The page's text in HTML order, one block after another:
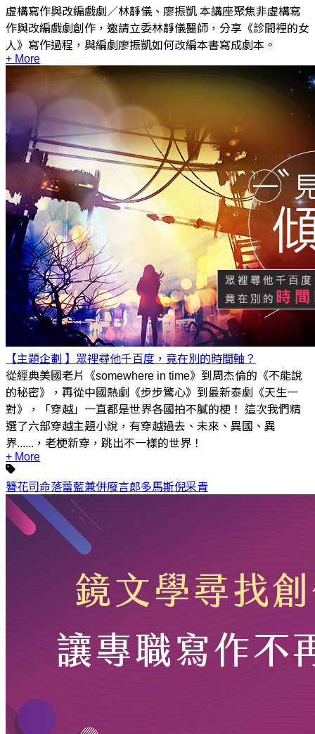
虛構寫作與改編戲劇／林靜儀、廖振凱 本講座聚焦非虛構寫
作與改編戲劇創作，邀請立委林靜儀醫師，分享《診間裡的女
人》寫作過程，與編劇廖振凱如何改編本書寫成劇本。
+ More
【主題企劃 】眾裡尋他千百度，竟在別的時間軸？
從經典美國老片《somewhere in time》到周杰倫的《不能說
的秘密》，再從中國熱劇《步步驚心》到最新泰劇《天生一
對》，「穿越」一直都是世界各國拍不膩的梗！ 這次我們精
選了六部穿越主題小說，有穿越過去、未來、異國、異
界......，老梗新穿，跳出不一樣的世界！
+ More
簪花司命落蕾藍兼併廢言郎多馬斯倪采青